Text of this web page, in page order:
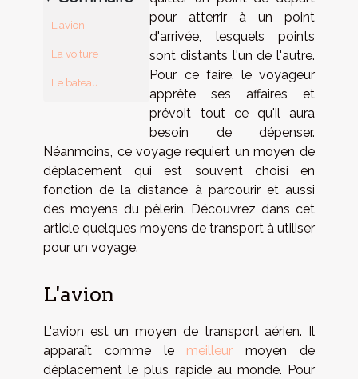
L'avion
La voiture
Le bateau
pour atterrir à un point
d'arrivée, lesquels points
sont distants l'un de l'autre.
Pour ce faire, le voyageur
apprête ses affaires et
prévoit tout ce qu'il aura
besoin de dépenser.
Néanmoins, ce voyage requiert un moyen de
déplacement qui est souvent choisi en
fonction de la distance à parcourir et aussi
des moyens du pèlerin. Découvrez dans cet
article quelques moyens de transport à utiliser
pour un voyage.
L'avion
L'avion est un moyen de transport aérien. Il
apparaît comme le meilleur moyen de
déplacement le plus rapide au monde. Pour